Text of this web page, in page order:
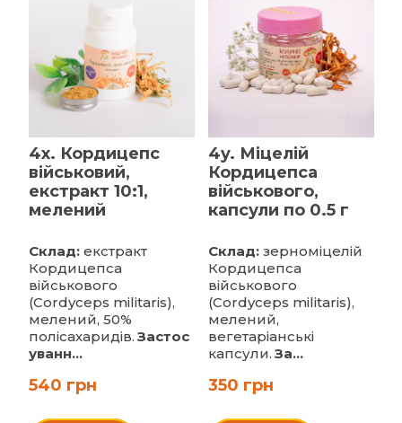
4x. Кордицепс
військовий,
екстракт 10:1,
мелений
Склад: екстракт
Кордицепса
військового
(Cordyceps militaris),
мелений, 50%
полісахаридів. Застос
уванн...
540 грн
4y. Міцелій
Кордицепса
військового,
капсули по 0.5 г
Склад:зерноміцелій
Кордицепса
військового
(Cordyceps militaris),
мелений,
вегетаріанські
капсули. За...
350 грн